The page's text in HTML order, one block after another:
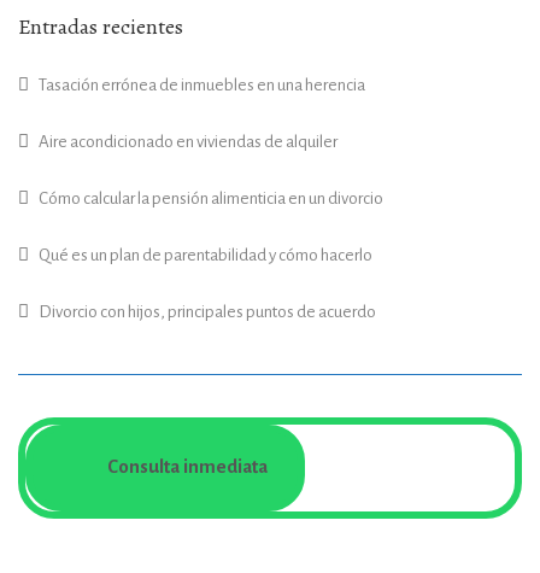
Entradas recientes
Tasación errónea de inmuebles en una herencia
Aire acondicionado en viviendas de alquiler
Cómo calcular la pensión alimenticia en un divorcio
Qué es un plan de parentabilidad y cómo hacerlo
Divorcio con hijos, principales puntos de acuerdo
Consulta inmediata